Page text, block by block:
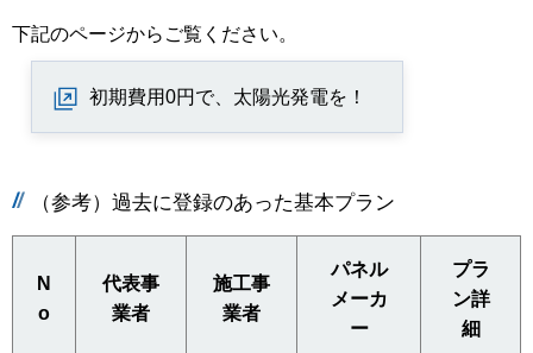
下記のページからご覧ください。
初期費用0円で、太陽光発電を！
（参考）過去に登録のあった基本プラン
N
o
代表事
業者
施工事
業者
パネル
メーカ
ー
プラ
ン詳
細